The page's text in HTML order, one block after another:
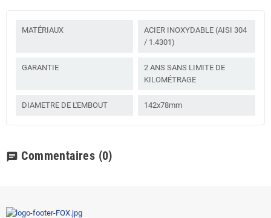
MATÉRIAUX
ACIER INOXYDABLE (AISI 304
/ 1.4301)
GARANTIE
2 ANS SANS LIMITE DE
KILOMÉTRAGE
DIAMETRE DE L'EMBOUT 142x78mm
chat Commentaires (0)